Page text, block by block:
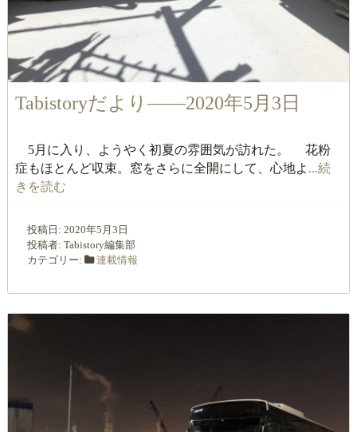
Tabistoryだより――2020年5月3日
5月に入り、ようやく初夏の雰囲気が訪れた。 花粉
症もほとんど収束。窓をさらに全開にして、心地よ ...続
きを読む
投稿日: 2020年5月3日
投稿者: Tabistory編集部
カテゴリー:
連載情報